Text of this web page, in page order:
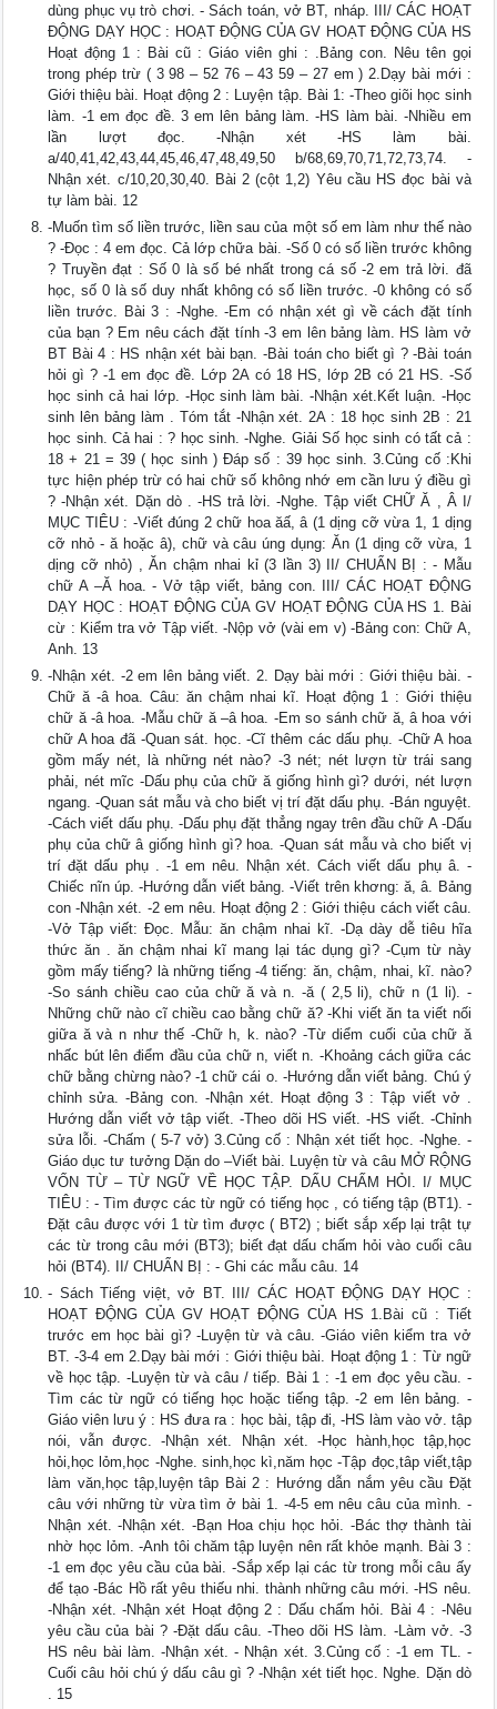
dùng phục vụ trò chơi. - Sách toán, vở BT, nháp. III/ CÁC HOẠT
ĐỘNG DẠY HỌC : HOẠT ĐỘNG CỦA GV HOẠT ĐỘNG CỦA HS
Hoạt động 1 : Bài cũ : Giáo viên ghi : .Bảng con. Nêu tên gọi
trong phép trừ ( 3 98 – 52 76 – 43 59 – 27 em ) 2.Dạy bài mới :
Giới thiệu bài. Hoạt động 2 : Luyện tập. Bài 1: -Theo giõi học sinh
làm. -1 em đọc đề. 3 em lên bảng làm. -HS làm bài. -Nhiều em
lần lượt đọc. -Nhận xét -HS làm bài.
a/40,41,42,43,44,45,46,47,48,49,50 b/68,69,70,71,72,73,74. -
Nhận xét. c/10,20,30,40. Bài 2 (cột 1,2) Yêu cầu HS đọc bài và
tự làm bài. 12
-Muốn tìm số liền trước, liền sau của một số em làm như thế nào
? -Đọc : 4 em đọc. Cả lớp chữa bài. -Số 0 có số liền trước không
? Truyền đạt : Số 0 là số bé nhất trong cá số -2 em trả lời. đã
học, số 0 là số duy nhất không có số liền trước. -0 không có số
liền trước. Bài 3 : -Nghe. -Em có nhận xét gì về cách đặt tính
của bạn ? Em nêu cách đặt tính -3 em lên bảng làm. HS làm vở
BT Bài 4 : HS nhận xét bài bạn. -Bài toán cho biết gì ? -Bài toán
hỏi gì ? -1 em đọc đề. Lớp 2A có 18 HS, lớp 2B có 21 HS. -Số
học sinh cả hai lớp. -Học sinh làm bài. -Nhận xét.Kết luận. -Học
sinh lên bảng làm . Tóm tắt -Nhận xét. 2A : 18 học sinh 2B : 21
học sinh. Cả hai : ? học sinh. -Nghe. Giải Số học sinh có tất cả :
18 + 21 = 39 ( học sinh ) Đáp số : 39 học sinh. 3.Củng cố :Khi
tực hiện phép trừ có hai chữ số không nhớ em cần lưu ý điều gì
? -Nhận xét. Dặn dò . -HS trả lời. -Nghe. Tập viết CHỮ Ă , Â I/
MỤC TIÊU : -Viết đúng 2 chữ hoa ăấ, â (1 dịng cỡ vừa 1, 1 dịng
cỡ nhỏ - ă hoặc â), chữ và câu úng dụng: Ăn (1 dịng cỡ vừa, 1
dịng cỡ nhỏ) , Ăn chậm nhai kỉ (3 lần 3) II/ CHUẨN BỊ : - Mẫu
chữ A –Ă hoa. - Vở tập viết, bảng con. III/ CÁC HOẠT ĐỘNG
DẠY HỌC : HOẠT ĐỘNG CỦA GV HOẠT ĐỘNG CỦA HS 1. Bài
cừ : Kiểm tra vở Tập viết. -Nộp vở (vài em v) -Bảng con: Chữ A,
Anh. 13
-Nhận xét. -2 em lên bảng viết. 2. Dạy bài mới : Giới thiệu bài. -
Chữ ă -â hoa. Câu: ăn chậm nhai kĩ. Hoạt động 1 : Giới thiệu
chữ ă -â hoa. -Mẫu chữ ă –â hoa. -Em so sánh chữ ă, â hoa với
chữ A hoa đã -Quan sát. học. -Cĩ thêm các dấu phụ. -Chữ A hoa
gồm mấy nét, là những nét nào? -3 nét; nét lượn từ trái sang
phải, nét mĩc -Dấu phụ của chữ ă giống hình gì? dưới, nét lượn
ngang. -Quan sát mẫu và cho biết vị trí đặt dấu phụ. -Bán nguyệt.
-Cách viết dấu phụ. -Dấu phụ đặt thẳng ngay trên đầu chữ A -Dấu
phụ của chữ â giống hình gì? hoa. -Quan sát mẫu và cho biết vị
trí đặt dấu phụ . -1 em nêu. Nhận xét. Cách viết dấu phụ â. -
Chiếc nĩn úp. -Hướng dẫn viết bảng. -Viết trên khơng: ă, â. Bảng
con -Nhận xét. -2 em nêu. Hoạt động 2 : Giới thiệu cách viết câu.
-Vở Tập viết: Đọc. Mẫu: ăn chậm nhai kĩ. -Dạ dày dễ tiêu hĩa
thức ăn . ăn chậm nhai kĩ mang lại tác dụng gì? -Cụm từ này
gồm mấy tiếng? là những tiếng -4 tiếng: ăn, chậm, nhai, kĩ. nào?
-So sánh chiều cao của chữ ă và n. -ă ( 2,5 li), chữ n (1 li). -
Những chữ nào cĩ chiều cao bằng chữ ă? -Khi viết ăn ta viết nối
giữa ă và n như thế -Chữ h, k. nào? -Từ diểm cuối của chữ ă
nhấc bút lên điểm đầu của chữ n, viết n. -Khoảng cách giữa các
chữ bằng chừng nào? -1 chữ cái o. -Hướng dẫn viết bảng. Chú ý
chỉnh sửa. -Bảng con. -Nhận xét. Hoạt động 3 : Tập viết vở .
Hướng dẫn viết vở tập viết. -Theo dõi HS viết. -HS viết. -Chỉnh
sửa lỗi. -Chấm ( 5-7 vở) 3.Củng cố : Nhận xét tiết học. -Nghe. -
Giáo dục tư tưởng Dặn do –Viết bài. Luyện từ và câu MỞ RỘNG
VỐN TỪ – TỪ NGỮ VỀ HỌC TẬP. DẤU CHẤM HỎI. I/ MỤC
TIÊU : - Tìm được các từ ngữ có tiếng học , có tiếng tập (BT1). -
Đặt câu được với 1 từ tìm được ( BT2) ; biết sắp xếp lại trật tự
các từ trong câu mới (BT3); biết đạt dấu chấm hỏi vào cuối câu
hỏi (BT4). II/ CHUẨN BỊ : - Ghi các mẫu câu. 14
- Sách Tiếng việt, vở BT. III/ CÁC HOẠT ĐỘNG DẠY HỌC :
HOẠT ĐỘNG CỦA GV HOẠT ĐỘNG CỦA HS 1.Bài cũ : Tiết
trước em học bài gì? -Luyện từ và câu. -Giáo viên kiểm tra vở
BT. -3-4 em 2.Dạy bài mới : Giới thiệu bài. Hoạt động 1 : Từ ngữ
về học tập. -Luyện từ và câu / tiếp. Bài 1 : -1 em đọc yêu cầu. -
Tìm các từ ngữ có tiếng học hoặc tiếng tập. -2 em lên bảng. -
Giáo viên lưu ý : HS đưa ra : học bài, tập đi, -HS làm vào vở. tập
nói, vẫn được. -Nhận xét. Nhận xét. -Học hành,học tập,học
hỏi,học lỏm,học -Nghe. sinh,học kì,năm học -Tập đọc,tâp viết,tập
làm văn,học tập,luyện tâp Bài 2 : Hướng dẫn nắm yêu cầu Đặt
câu với những từ vừa tìm ở bài 1. -4-5 em nêu câu của mình. -
Nhận xét. -Nhận xét. -Bạn Hoa chịu học hỏi. -Bác thợ thành tài
nhờ học lỏm. -Anh tôi chăm tập luyện nên rất khỏe mạnh. Bài 3 :
-1 em đọc yêu cầu của bài. -Sắp xếp lại các từ trong mỗi câu ấy
để tạo -Bác Hồ rất yêu thiếu nhi. thành những câu mới. -HS nêu.
-Nhận xét. -Nhận xét Hoạt động 2 : Dấu chấm hỏi. Bài 4 : -Nêu
yêu cầu của bài ? -Đặt dấu câu. -Theo dõi HS làm. -Làm vở. -3
HS nêu bài làm. -Nhận xét. - Nhận xét. 3.Củng cố : -1 em TL. -
Cuối câu hỏi chú ý dấu câu gì ? -Nhận xét tiết học. Nghe. Dặn dò
. 15